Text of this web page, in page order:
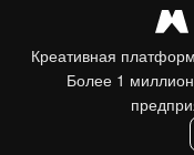
Креативная
Более 1